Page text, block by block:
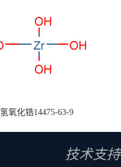
氢氧化锆14475-63-9
技术支持